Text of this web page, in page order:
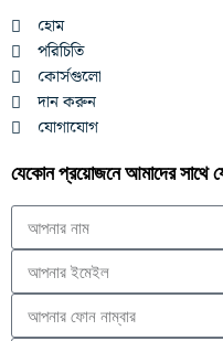
হোম
পরিচিতি
কোর্সগুলো
দান করুন
যোগাযোগ
যেকোন প্রয়োজনে আমাদের সাথে